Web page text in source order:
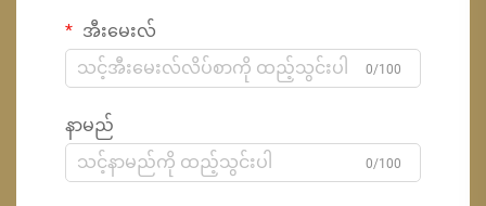
အီးမေးလ်
0/100
နာမည်
0/100